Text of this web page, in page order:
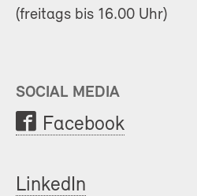
(freitags bis 16.00 Uhr)
SOCIAL MEDIA
Facebook
LinkedIn